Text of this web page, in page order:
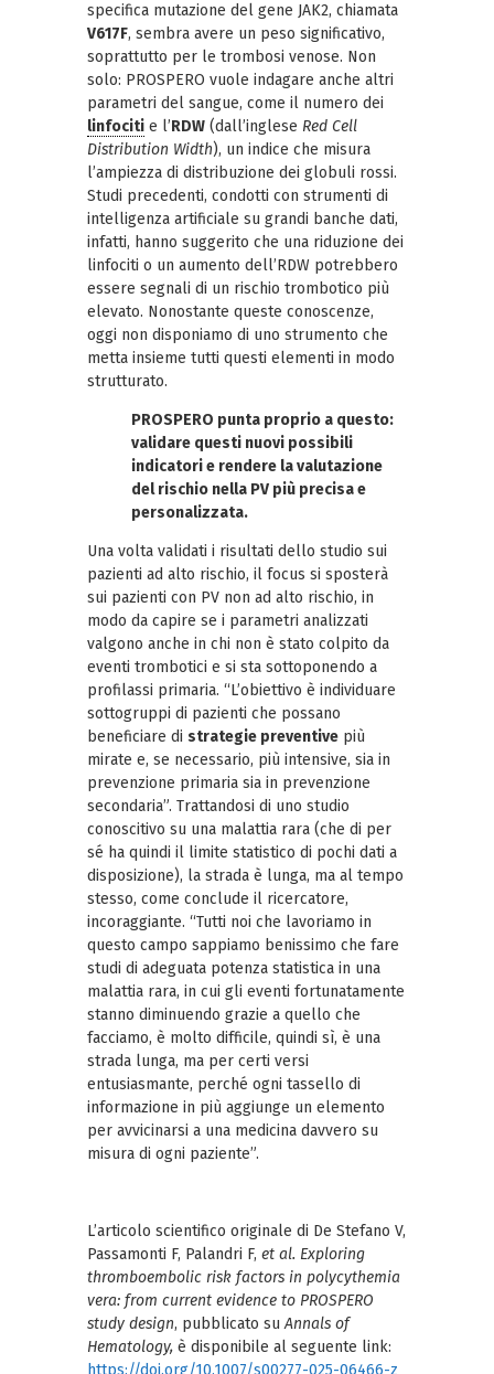
specifica mutazione del gene JAK2, chiamata
V617F, sembra avere un peso significativo,
soprattutto per le trombosi venose. Non
solo: PROSPERO vuole indagare anche altri
parametri del sangue, come il numero dei
linfociti e l’RDW (dall’inglese Red Cell
Distribution Width), un indice che misura
l’ampiezza di distribuzione dei globuli rossi.
Studi precedenti, condotti con strumenti di
intelligenza artificiale su grandi banche dati,
infatti, hanno suggerito che una riduzione dei
linfociti o un aumento dell’RDW potrebbero
essere segnali di un rischio trombotico più
elevato. Nonostante queste conoscenze,
oggi non disponiamo di uno strumento che
metta insieme tutti questi elementi in modo
strutturato.
PROSPERO punta proprio a questo:
validare questi nuovi possibili
indicatori e rendere la valutazione
del rischio nella PV più precisa e
personalizzata.
Una volta validati i risultati dello studio sui
pazienti ad alto rischio, il focus si sposterà
sui pazienti con PV non ad alto rischio, in
modo da capire se i parametri analizzati
valgono anche in chi non è stato colpito da
eventi trombotici e si sta sottoponendo a
profilassi primaria. “L’obiettivo è individuare
sottogruppi di pazienti che possano
beneficiare di strategie preventive più
mirate e, se necessario, più intensive, sia in
prevenzione primaria sia in prevenzione
secondaria”. Trattandosi di uno studio
conoscitivo su una malattia rara (che di per
sé ha quindi il limite statistico di pochi dati a
disposizione), la strada è lunga, ma al tempo
stesso, come conclude il ricercatore,
incoraggiante. “Tutti noi che lavoriamo in
questo campo sappiamo benissimo che fare
studi di adeguata potenza statistica in una
malattia rara, in cui gli eventi fortunatamente
stanno diminuendo grazie a quello che
facciamo, è molto difficile, quindi sì, è una
strada lunga, ma per certi versi
entusiasmante, perché ogni tassello di
informazione in più aggiunge un elemento
per avvicinarsi a una medicina davvero su
misura di ogni paziente”.
L’articolo scientifico originale di De Stefano V,
Passamonti F, Palandri F, et al. Exploring
thromboembolic risk factors in polycythemia
vera: from current evidence to PROSPERO
study design, pubblicato suAnnals of
Hematology, è disponibile al seguente link: